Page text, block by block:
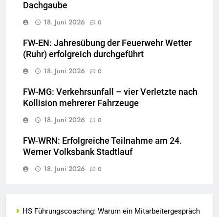
Dachgaube
18. Juni 2026
0
FW-EN: Jahresübung der Feuerwehr Wetter
(Ruhr) erfolgreich durchgeführt
18. Juni 2026
0
FW-MG: Verkehrsunfall – vier Verletzte nach
Kollision mehrerer Fahrzeuge
18. Juni 2026
0
FW-WRN: Erfolgreiche Teilnahme am 24.
Werner Volksbank Stadtlauf
18. Juni 2026
0
HS Führungscoaching: Warum ein Mitarbeitergespräch